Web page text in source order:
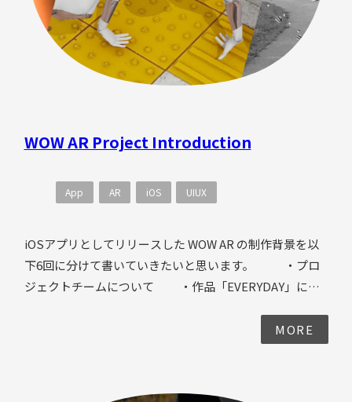
WOW AR Project Introduction
App AR iOS UIUX
iOSアプリとしてリリースした WOW AR の制作背景を以
下6回に分けて書いていきたいと思います。 ・プロ
ジェクトチームについて ・作品「EVERYDAY」につ
「Loop of Life」について ・作品「WOW PORTAL」
紹介します。 まず第1弾リリースの段階でプロジェクトに
MORE